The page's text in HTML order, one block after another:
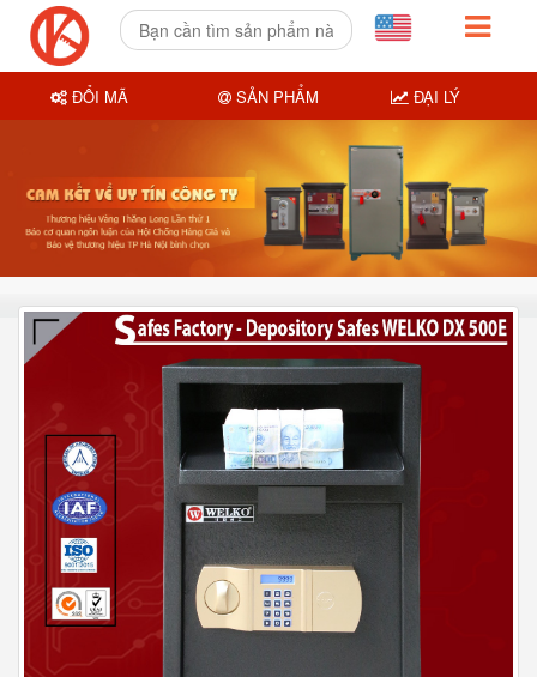
ĐỔI MÃ SẢN PHẨM ĐẠI LÝ